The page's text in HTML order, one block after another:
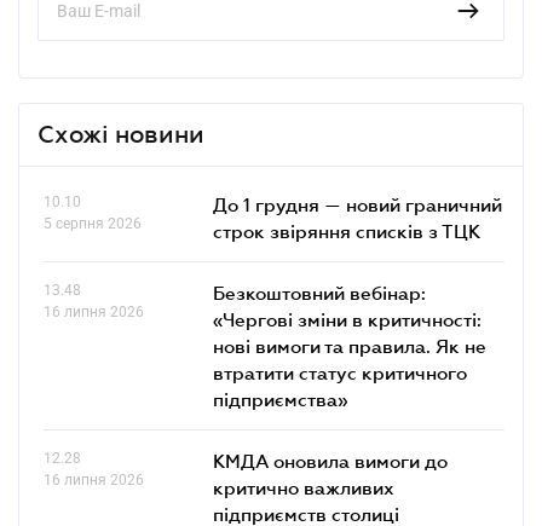
Схожі новини
10.10
5 серпня 2026
До 1 грудня — новий граничний
строк звіряння списків з ТЦК
13.48
16 липня 2026
Безкоштовний вебінар:
«Чергові зміни в критичності:
нові вимоги та правила. Як не
втратити статус критичного
підприємства»
12.28
16 липня 2026
КМДА оновила вимоги до
критично важливих
підприємств столиці